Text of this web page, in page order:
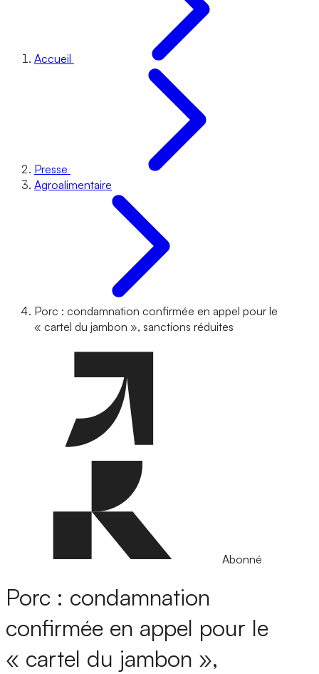
Accueil
Presse
Agroalimentaire
Porc : condamnation confirmée en appel pour le
« cartel du jambon », sanctions réduites
Abonné
Porc : condamnation
confirmée en appel pour le
« cartel du jambon »,